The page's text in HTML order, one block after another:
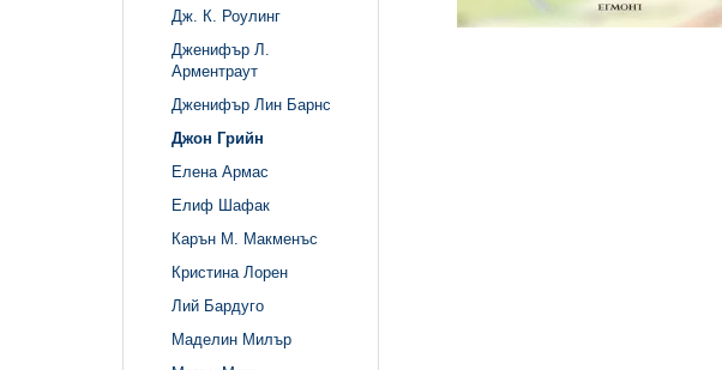
Дж. К. Роулинг
Дженифър Л.
Арментраут
Дженифър Лин Барнс
Джон Грийн
Елена Армас
Елиф Шафак
Карън М. Макменъс
Кристина Лорен
Лий Бардуго
Маделин Милър